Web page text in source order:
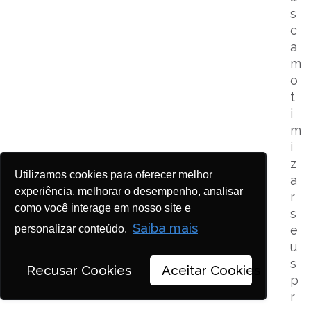
Utilizamos cookies para oferecer melhor
experiência, melhorar o desempenho, analisar
como você interage em nosso site e
personalizar conteúdo. Saiba mais
Recusar Cookies Aceitar Cookies
s
c
a
m
o
t
i
m
i
z
a
r
s
e
u
s
p
r